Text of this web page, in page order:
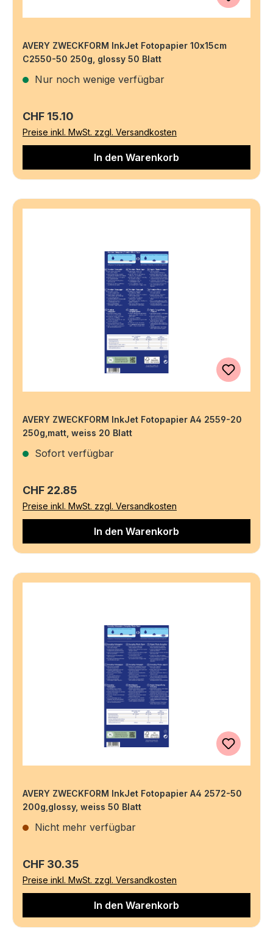
AVERY ZWECKFORM InkJet Fotopapier 10x15cm
C2550-50 250g, glossy 50 Blatt
Nur noch wenige verfügbar
Regulärer Preis:
CHF 15.10
Preise inkl. MwSt. zzgl. Versandkosten
In den Warenkorb
AVERY ZWECKFORM InkJet Fotopapier A4 2559-20
250g,matt, weiss 20 Blatt
Sofort verfügbar
Regulärer Preis:
CHF 22.85
Preise inkl. MwSt. zzgl. Versandkosten
In den Warenkorb
AVERY ZWECKFORM InkJet Fotopapier A4 2572-50
200g,glossy, weiss 50 Blatt
Nicht mehr verfügbar
Regulärer Preis:
CHF 30.35
Preise inkl. MwSt. zzgl. Versandkosten
In den Warenkorb